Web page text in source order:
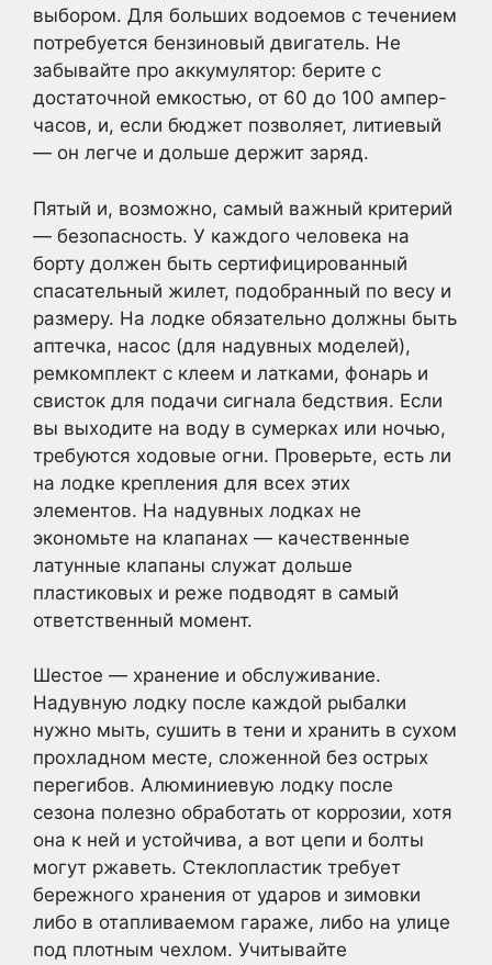
выбором. Для больших водоемов с течением
потребуется бензиновый двигатель. Не
забывайте про аккумулятор: берите с
достаточной емкостью, от 60 до 100 ампер-
часов, и, если бюджет позволяет, литиевый
— он легче и дольше держит заряд.
Пятый и, возможно, самый важный критерий
— безопасность. У каждого человека на
борту должен быть сертифицированный
спасательный жилет, подобранный по весу и
размеру. На лодке обязательно должны быть
аптечка, насос (для надувных моделей),
ремкомплект с клеем и латками, фонарь и
свисток для подачи сигнала бедствия. Если
вы выходите на воду в сумерках или ночью,
требуются ходовые огни. Проверьте, есть ли
на лодке крепления для всех этих
элементов. На надувных лодках не
экономьте на клапанах — качественные
латунные клапаны служат дольше
пластиковых и реже подводят в самый
ответственный момент.
Шестое — хранение и обслуживание.
Надувную лодку после каждой рыбалки
нужно мыть, сушить в тени и хранить в сухом
прохладном месте, сложенной без острых
перегибов. Алюминиевую лодку после
сезона полезно обработать от коррозии, хотя
она к ней и устойчива, а вот цепи и болты
могут ржаветь. Стеклопластик требует
бережного хранения от ударов и зимовки
либо в отапливаемом гараже, либо на улице
под плотным чехлом. Учитывайте